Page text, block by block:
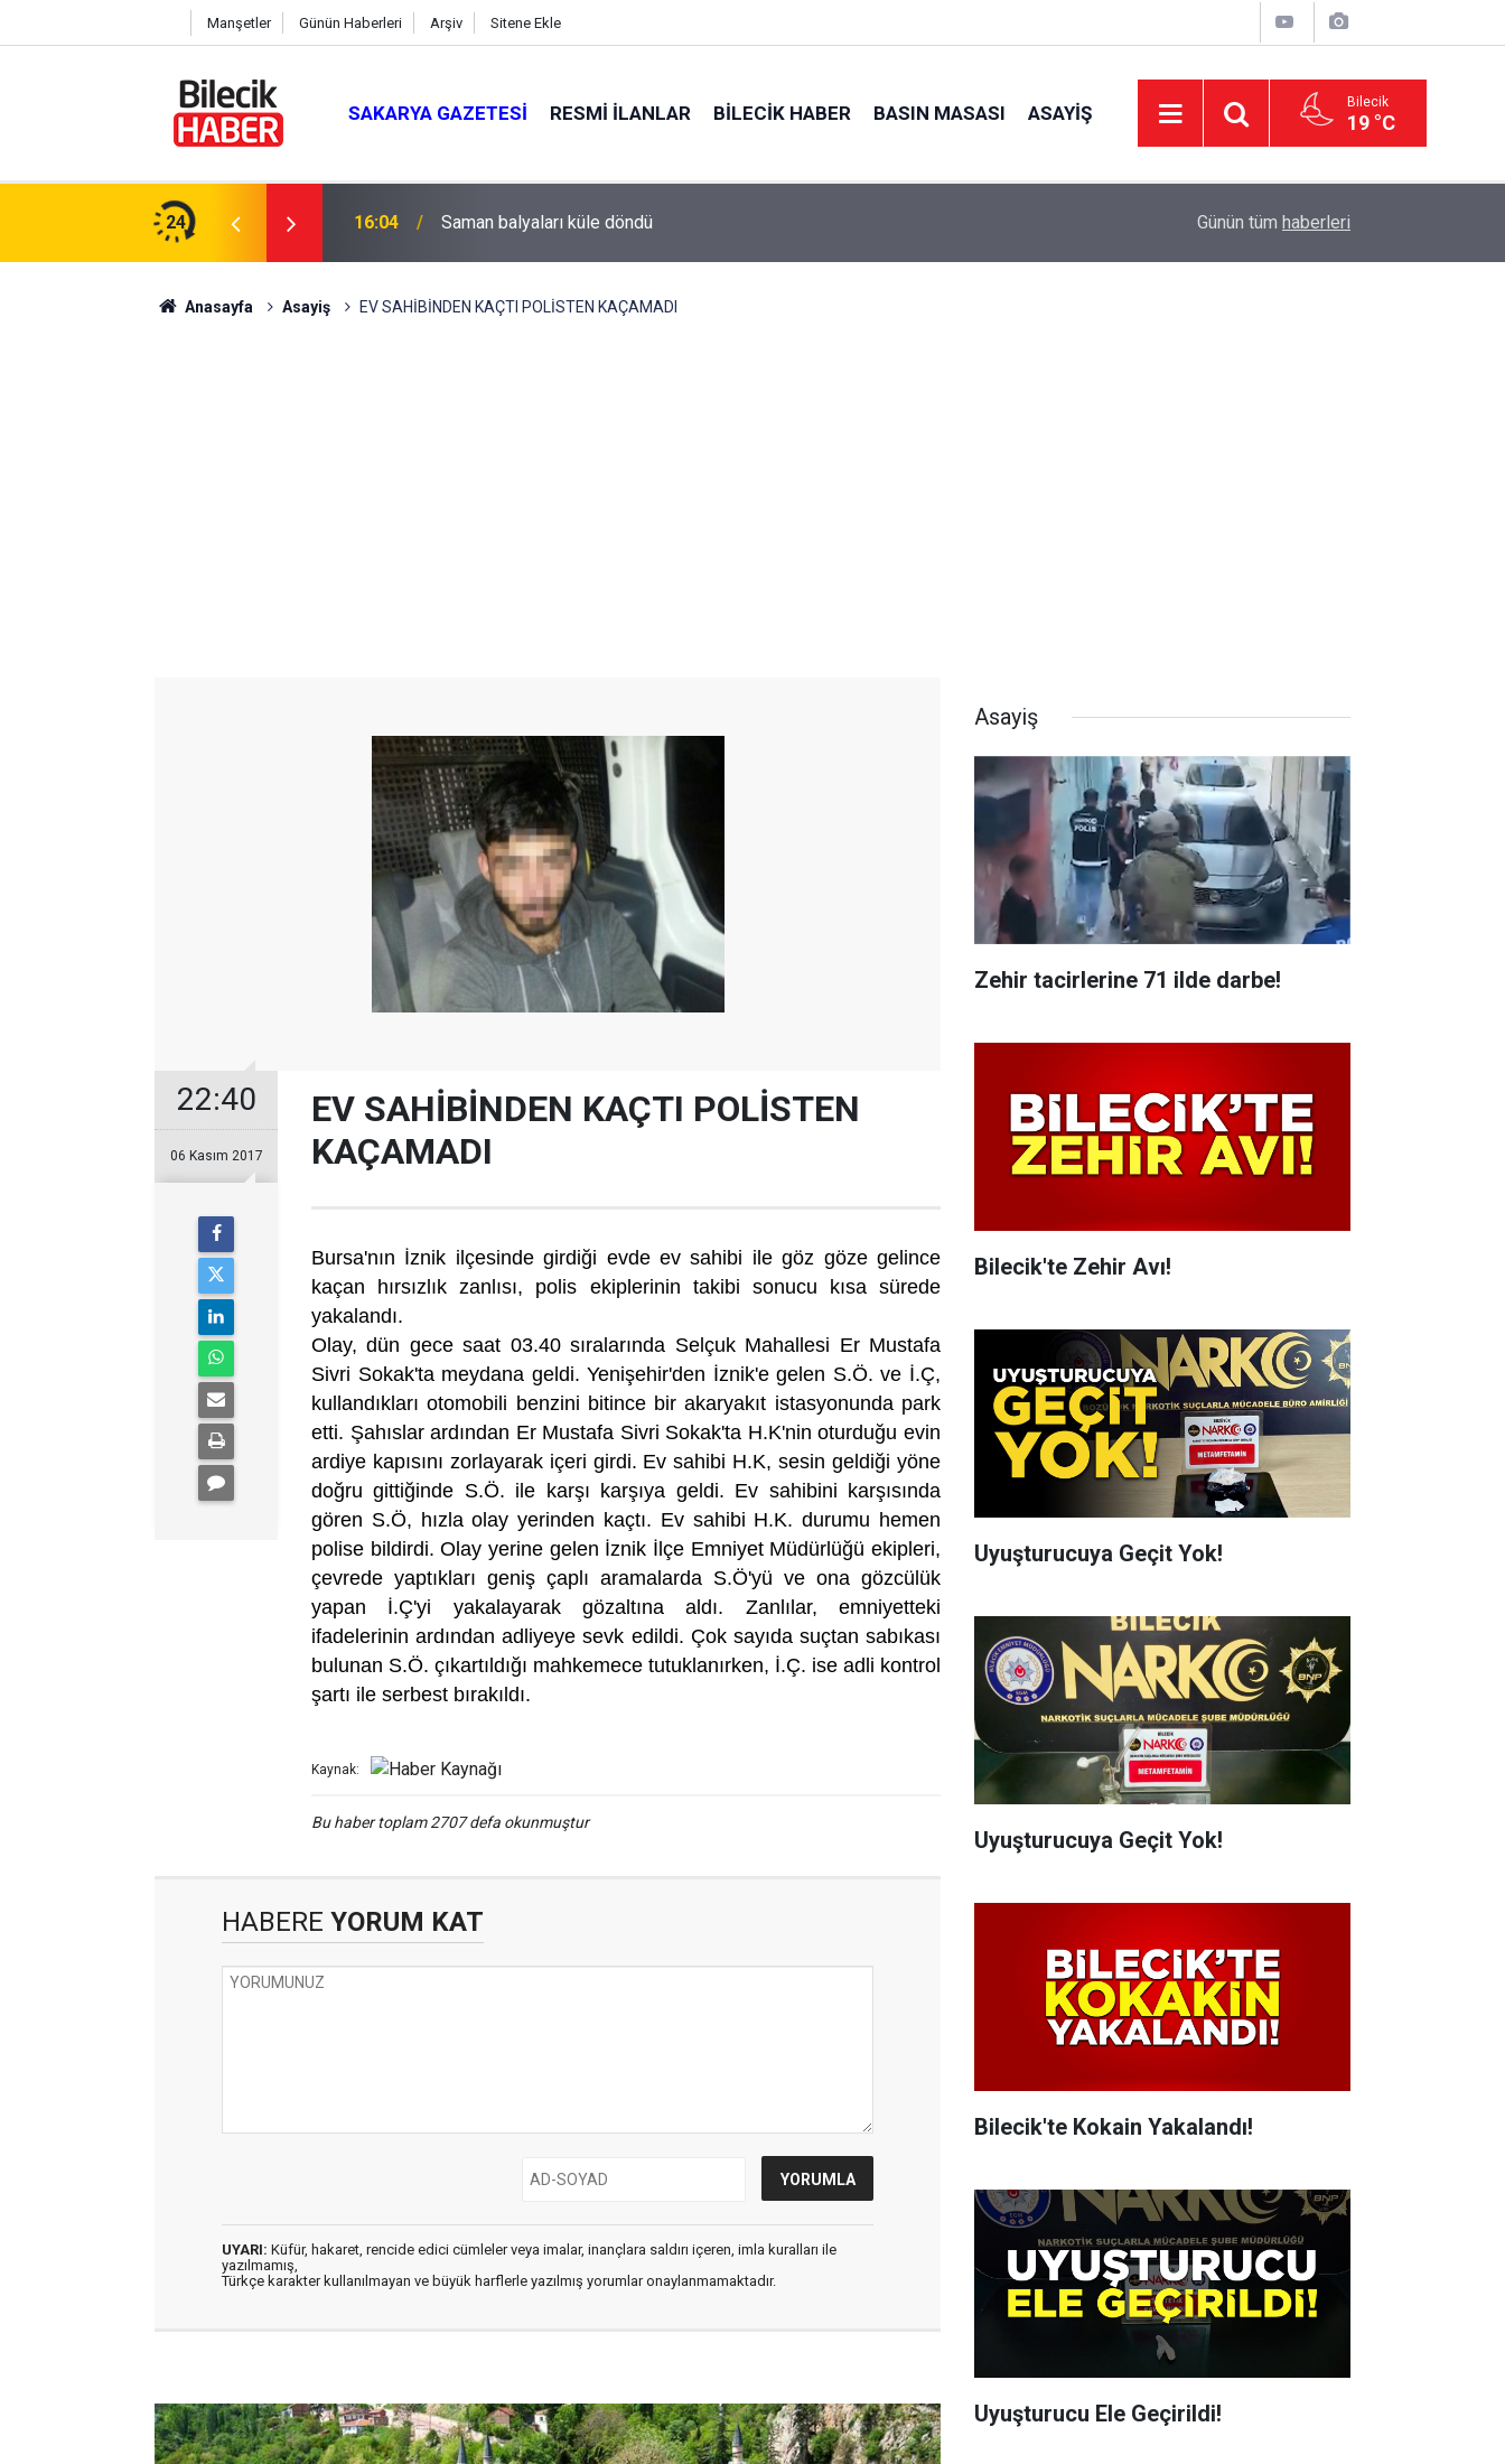
Manşetler Günün Haberleri Arşiv Sitene Ekle
SAKARYA GAZETESI RESMI İLANLAR BILECIK HABER BASIN MASASI ASAYIŞ Bilecik
19 °C
24 16:04 Saman balyaları küle döndü İl Genel Meclisi’nden okullara 1.8 milyon TL
Günün tüm haberleri
Anasayfa Asayiş EV SAHİBİNDEN KAÇTI POLİSTEN KAÇAMADI
22:40
06 Kasım 2017
EV SAHİBİNDEN KAÇTI POLİSTEN
KAÇAMADI
Bursa'nın İznik ilçesinde girdiği evde ev sahibi ile göz göze gelince
kaçan hırsızlık zanlısı, polis ekiplerinin takibi sonucu kısa sürede
yakalandı.
Olay, dün gece saat 03.40 sıralarında Selçuk Mahallesi Er Mustafa
Sivri Sokak'ta meydana geldi. Yenişehir'den İznik'e gelen S.Ö. ve İ.Ç,
kullandıkları otomobili benzini bitince bir akaryakıt istasyonunda park
etti. Şahıslar ardından Er Mustafa Sivri Sokak'ta H.K'nin oturduğu evin
ardiye kapısını zorlayarak içeri girdi. Ev sahibi H.K, sesin geldiği yöne
doğru gittiğinde S.Ö. ile karşı karşıya geldi. Ev sahibini karşısında
gören S.Ö, hızla olay yerinden kaçtı. Ev sahibi H.K. durumu hemen
polise bildirdi. Olay yerine gelen İznik İlçe Emniyet Müdürlüğü ekipleri,
çevrede yaptıkları geniş çaplı aramalarda S.Ö'yü ve ona gözcülük
yapan İ.Ç'yi yakalayarak gözaltına aldı. Zanlılar, emniyetteki
ifadelerinin ardından adliyeye sevk edildi. Çok sayıda suçtan sabıkası
bulunan S.Ö. çıkartıldığı mahkemece tutuklanırken, İ.Ç. ise adli kontrol
şartı ile serbest bırakıldı.
Kaynak:
Bu haber toplam 2707 defa okunmuştur
HABERE YORUM KAT
UYARI: Küfür, hakaret, rencide edici cümleler veya imalar, inançlara saldırı içeren, imla kuralları ile
yazılmamış,
Türkçe karakter kullanılmayan ve büyük harflerle yazılmış yorumlar onaylanmamaktadır.
Asayiş
Zehir tacirlerine 71 ilde darbe!
Bilecik'te Zehir Avı!
Uyuşturucuya Geçit Yok!
Uyuşturucuya Geçit Yok!
Bilecik'te Kokain Yakalandı!
Uyuşturucu Ele Geçirildi!